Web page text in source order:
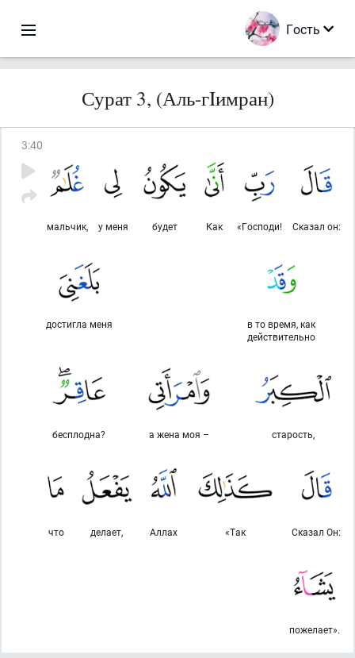
Гость
Сурат 3, (Аль-гIимран)
3:40
Сказал он:
«Господи!
Как
будет
у меня
мальчик,
в то время, как
действительно
достигла меня
старость,
а жена моя –
бесплодна?
Сказал Он:
«Так
Аллах
делает,
что
пожелает».